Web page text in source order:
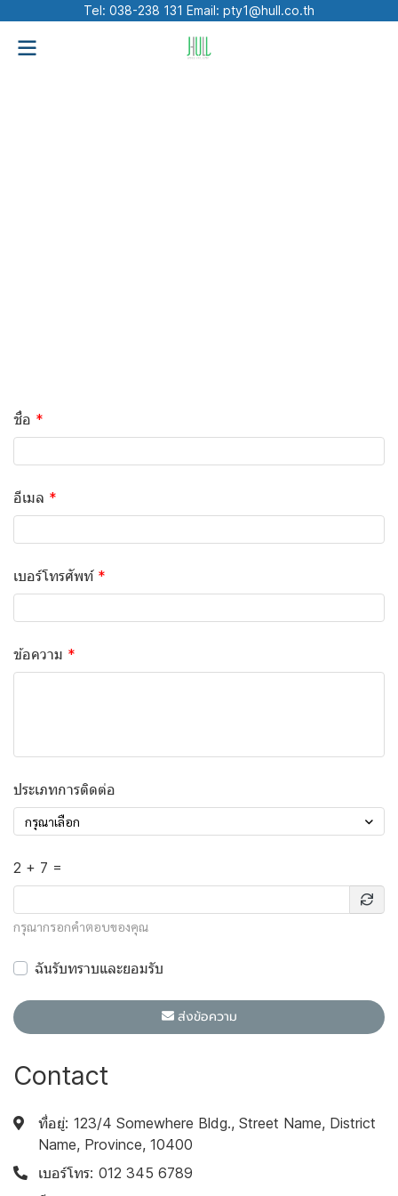
Tel: 038-238 131 Email: pty1@hull.co.th
ชื่อ
อีเมล
เบอร์โทรศัพท์
ข้อความ
ประเภทการติดต่อ
กรุณาเลือก
2 + 7 =
กรุณากรอกคำตอบของคุณ
ฉันรับทราบและยอมรับ
ส่งข้อความ
Contact
ที่อยู่: 123/4 Somewhere Bldg., Street Name, District
Name, Province, 10400
เบอร์โทร: 012 345 6789